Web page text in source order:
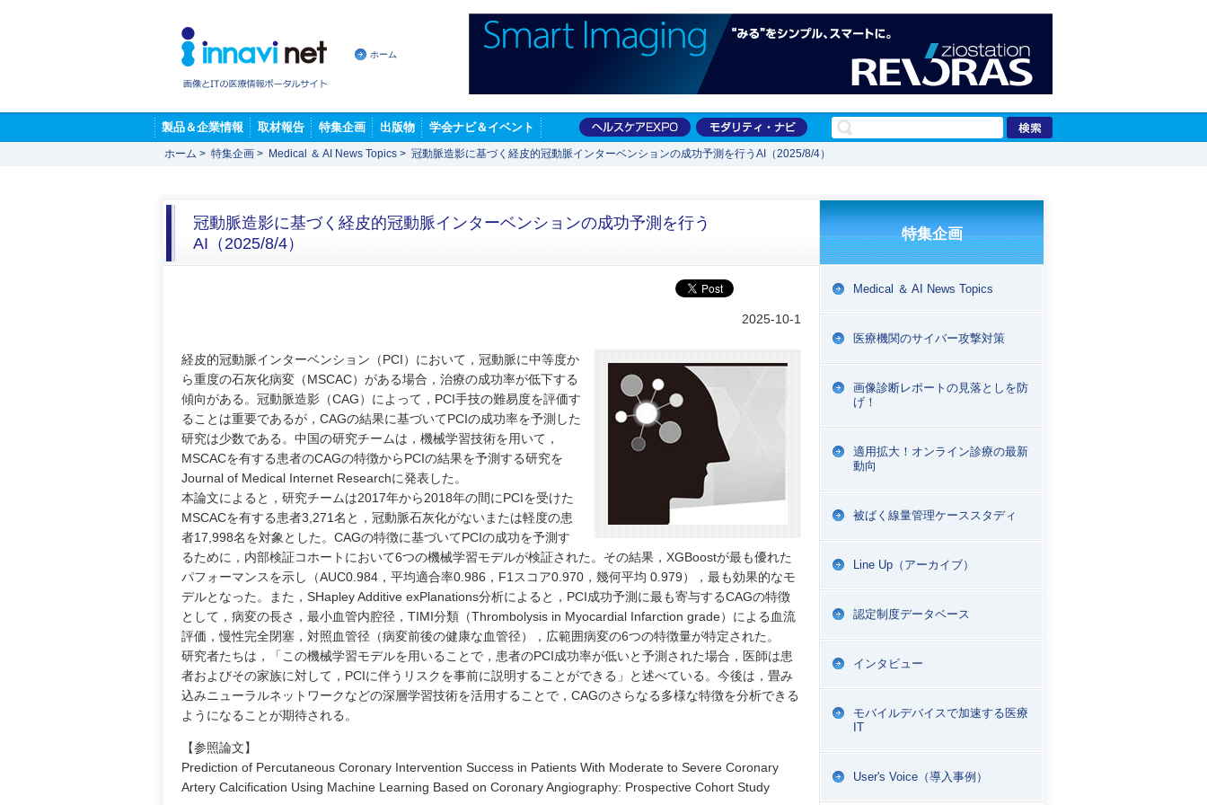
ホーム
製品＆企業情報 取材報告 特集企画 出版物 学会ナビ＆イベント
ホーム > 特集企画 > Medical ＆ AI News Topics > 冠動脈造影に基づく経皮的冠動脈インターベンションの成功予測を行うAI（2025/8/4）
冠動脈造影に基づく経皮的冠動脈インターベンションの成功予測を行う
AI（2025/8/4）
2025-10-1
経皮的冠動脈インターベンション（PCI）において，冠動脈に中等度か
ら重度の石灰化病変（MSCAC）がある場合，治療の成功率が低下する
傾向がある。冠動脈造影（CAG）によって，PCI手技の難易度を評価す
ることは重要であるが，CAGの結果に基づいてPCIの成功率を予測した
研究は少数である。中国の研究チームは，機械学習技術を用いて，
MSCACを有する患者のCAGの特徴からPCIの結果を予測する研究を
Journal of Medical Internet Researchに発表した。
本論文によると，研究チームは2017年から2018年の間にPCIを受けた
MSCACを有する患者3,271名と，冠動脈石灰化がないまたは軽度の患
者17,998名を対象とした。CAGの特徴に基づいてPCIの成功を予測す
るために，内部検証コホートにおいて6つの機械学習モデルが検証された。その結果，XGBoostが最も優れた
パフォーマンスを示し（AUC0.984，平均適合率0.986，F1スコア0.970，幾何平均 0.979），最も効果的なモ
デルとなった。また，SHapley Additive exPlanations分析によると，PCI成功予測に最も寄与するCAGの特徴
として，病変の長さ，最小血管内腔径，TIMI分類（Thrombolysis in Myocardial Infarction grade）による血流
評価，慢性完全閉塞，対照血管径（病変前後の健康な血管径），広範囲病変の6つの特徴量が特定された。
研究者たちは，「この機械学習モデルを用いることで，患者のPCI成功率が低いと予測された場合，医師は患
者およびその家族に対して，PCIに伴うリスクを事前に説明することができる」と述べている。今後は，畳み
込みニューラルネットワークなどの深層学習技術を活用することで，CAGのさらなる多様な特徴を分析できる
ようになることが期待される。
【参照論文】
Prediction of Percutaneous Coronary Intervention Success in Patients With Moderate to Severe Coronary
Artery Calcification Using Machine Learning Based on Coronary Angiography: Prospective Cohort Study
特集企画
Medical ＆ AI News Topics
医療機関のサイバー攻撃対策
画像診断レポートの見落としを防
げ！
適用拡大！オンライン診療の最新
動向
被ばく線量管理ケーススタディ
Line Up（アーカイブ）
認定制度データベース
インタビュー
モバイルデバイスで加速する医療
IT
User's Voice（導入事例）